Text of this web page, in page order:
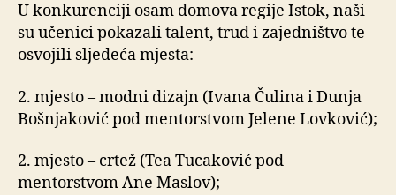
U konkurenciji osam domova regije Istok, naši
su učenici pokazali talent, trud i zajedništvo te
osvojili sljedeća mjesta:
2. mjesto – modni dizajn (Ivana Čulina i Dunja
Bošnjaković pod mentorstvom Jelene Lovković);
2. mjesto – crtež (Tea Tucaković pod
mentorstvom Ane Maslov);